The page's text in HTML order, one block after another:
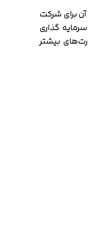
برای شرکت
گذاری
بیشتر